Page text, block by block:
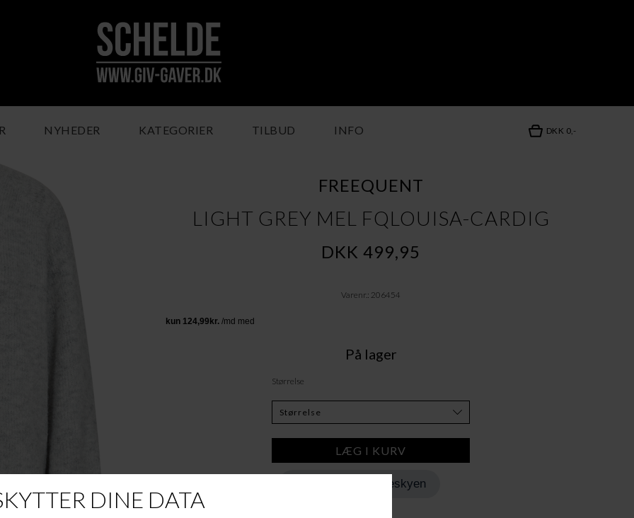
NYHEDER KATEGORIER TILBUD INFO DKK 0,-
FREEQUENT
LIGHT GREY MEL FQLOUISA-CARDIG
DKK 499,95
Varenr.: 206454
På lager
Størrelse
Tilføj til Ønskeskyen